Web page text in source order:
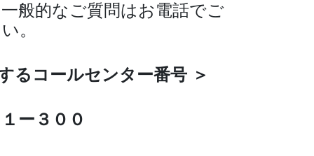
般的なご質問はお電話でご
。
るコールセンター番号 ＞
ー３００